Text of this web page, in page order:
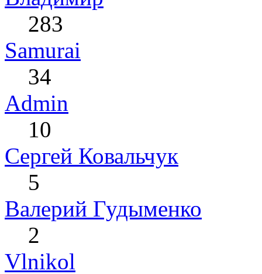
283
Samurai
34
Admin
10
Сергей Ковальчук
5
Валерий Гудыменко
2
Vlnikol